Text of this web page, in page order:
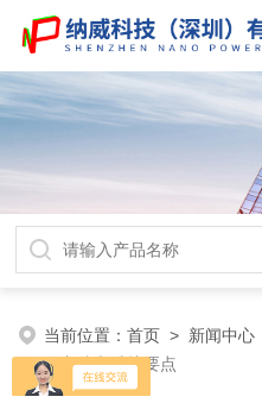
当前位置：首页 > 新闻中心
用方法和维护要点